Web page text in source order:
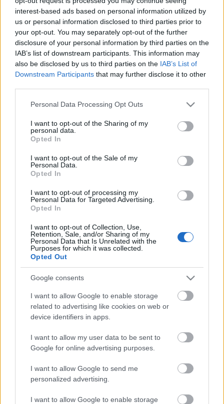
interest-based ads based on personal information utilized by
us or personal information disclosed to third parties prior to
your opt-out. You may separately opt-out of the further
disclosure of your personal information by third parties on the
IAB’s list of downstream participants. This information may
also be disclosed by us to third parties on the IAB’s List of
Downstream Participants that may further disclose it to other
Please note that this website/app uses one or more Google
not limited to your visit or usage behaviour. You may click to
grant or deny consent to Google and its third-party tags to
use your data for below specified purposes in below Google
consent section.
Personal Data Processing Opt Outs
I want to opt-out of the Sharing of my
personal data.
Opted In
I want to opt-out of the Sale of my
Personal Data.
Opted In
I want to opt-out of processing my
Personal Data for Targeted Advertising.
Opted In
I want to opt-out of Collection, Use,
Retention, Sale, and/or Sharing of my
Personal Data that Is Unrelated with the
Purposes for which it was collected.
Opted Out
Google consents
I want to allow Google to enable storage
related to advertising like cookies on web or
device identifiers in apps.
I want to allow my user data to be sent to
Google for online advertising purposes.
I want to allow Google to send me
personalized advertising.
I want to allow Google to enable storage
Mit rejt a klip?
zoltanatya•2010. szeptember 14.
Ismét leolvastak minket, mint a villanyórát! –
duzzogott a nyomozó. Idegesen rágyújtott. Miután
két-három szippantást is ...
Az üres blog titka
zoltanatya•2010. szeptember 07.
ZAK -LMR 10. poszt
Vége a kissé elhúzódott, gyorstalpaló rendőri kiképzésemnek.
Kemény volt. Részletekről sajnos nem számolhatok be. Szolgálati ...
SZOLGÁLATI KÖZLEMÉNY